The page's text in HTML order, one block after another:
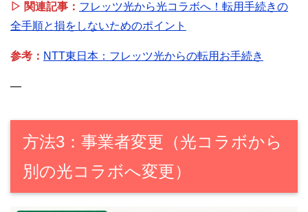
▷ 関連記事： フレッツ光から光コラボへ！転用手続きの
全手順と損をしないためのポイント
参考： NTT東日本：フレッツ光からの転用お手続き
—
方法3：事業者変更（光コラボから
別の光コラボへ変更）